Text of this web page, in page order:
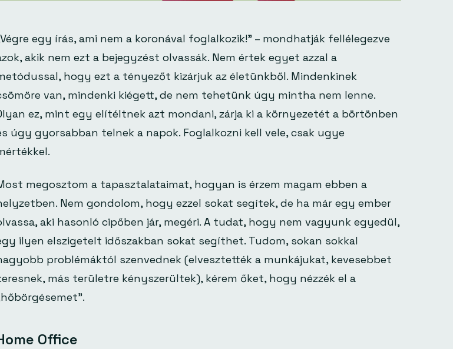
egy írás, ami nem a koronával foglalkozik!” – mondhatják fellélegezve
akik nem ezt a bejegyzést olvassák. Nem értek egyet azzal a
hogy ezt a tényezőt kizárjuk az életünkből. Mindenkinek
van, mindenki kiégett, de nem tehetünk úgy mintha nem lenne.
ez, mint egy elítéltnek azt mondani, zárja ki a környezetét a börtönben
úgy gyorsabban telnek a napok. Foglalkozni kell vele, csak ugye
megosztom a tapasztalataimat, hogyan is érzem magam ebben a
Nem gondolom, hogy ezzel sokat segítek, de ha már egy ember
aki hasonló cipőben jár, megéri. A tudat, hogy nem vagyunk egyedül,
ilyen elszigetelt időszakban sokat segíthet. Tudom, sokan sokkal
problémáktól szenvednek (elvesztették a munkájukat, kevesebbet
más területre kényszerültek), kérem őket, hogy nézzék el a
Office